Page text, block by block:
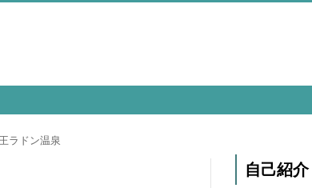
ラドン温泉
自己紹介